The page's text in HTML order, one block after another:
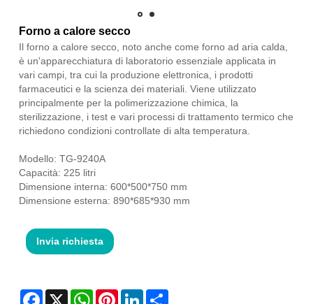
Forno a calore secco
Il forno a calore secco, noto anche come forno ad aria calda,
è un'apparecchiatura di laboratorio essenziale applicata in
vari campi, tra cui la produzione elettronica, i prodotti
farmaceutici e la scienza dei materiali. Viene utilizzato
principalmente per la polimerizzazione chimica, la
sterilizzazione, i test e vari processi di trattamento termico che
richiedono condizioni controllate di alta temperatura.
Modello: TG-9240A
Capacità: 225 litri
Dimensione interna: 600*500*750 mm
Dimensione esterna: 890*685*930 mm
Invia richiesta
Facebook
X WhatsAppPinterestLinkedIn